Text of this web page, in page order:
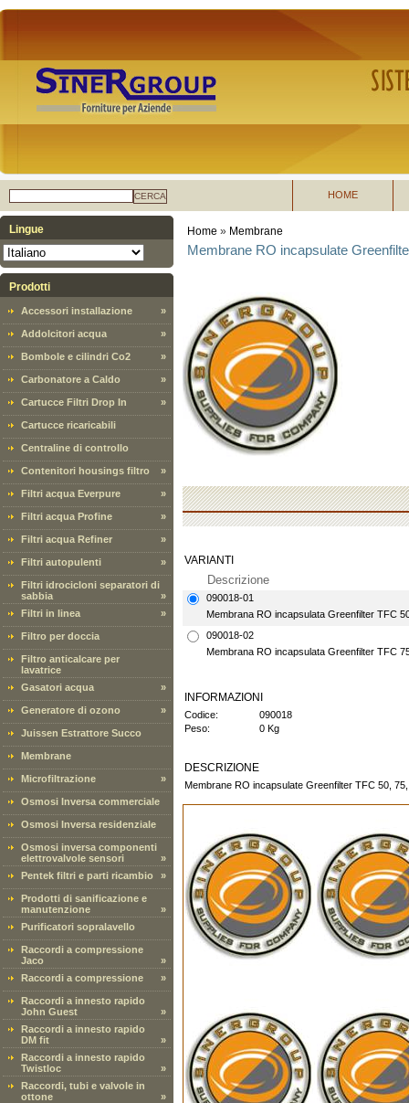
CERCA HOME
Lingue
Prodotti
Accessori installazione »
Addolcitori acqua »
Bombole e cilindri Co2 »
Carbonatore a Caldo »
Cartucce Filtri Drop In »
Cartucce ricaricabili
Centraline di controllo
Contenitori housings filtro »
Filtri acqua Everpure »
Filtri acqua Profine »
Filtri acqua Refiner »
Filtri autopulenti »
Filtri idrocicloni separatori di
sabbia
»
Filtri in linea
»
Filtro per doccia
Filtro anticalcare per
lavatrice
Gasatori acqua
»
Generatore di ozono »
Juissen Estrattore Succo
Membrane
Microfiltrazione »
Osmosi Inversa commerciale
Osmosi Inversa residenziale
Osmosi inversa componenti
elettrovalvole sensori
»
Pentek filtri e parti ricambio
»
Prodotti di sanificazione e
manutenzione
»
Purificatori sopralavello
Raccordi a compressione
Jaco
»
Raccordi a compressione
»
Raccordi a innesto rapido
John Guest
»
Raccordi a innesto rapido
DM fit
»
Raccordi a innesto rapido
Twistloc
»
Raccordi, tubi e valvole in
ottone
»
Home » Membrane
Membrane RO incapsulate
VARIANTI
Descrizione
090018-01
Membrana RO incapsulata Greenfilter TFC
090018-02
Membrana RO incapsulata Greenfilter TFC
INFORMAZIONI
Codice:
090018
Peso:
0 Kg
DESCRIZIONE
Membrane RO incapsulate Greenfilter TFC 50,